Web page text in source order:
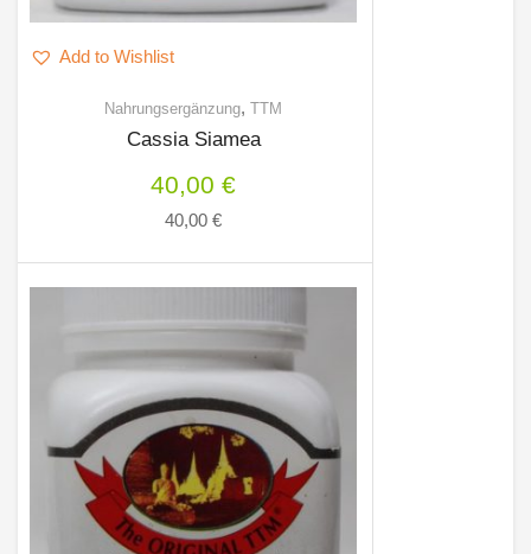
Add to Wishlist
Nahrungsergänzung, TTM
Cassia Siamea
40,00 €
40,00 €